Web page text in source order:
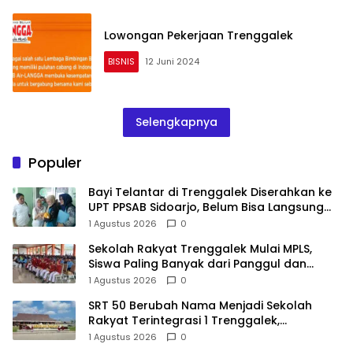
Lowongan Pekerjaan Trenggalek
BISNIS 12 Juni 2024
Selengkapnya
Populer
Bayi Telantar di Trenggalek Diserahkan ke
UPT PPSAB Sidoarjo, Belum Bisa Langsung
Diadopsi
1 Agustus 2026 0
Sekolah Rakyat Trenggalek Mulai MPLS,
Siswa Paling Banyak dari Panggul dan
Gandusari
1 Agustus 2026 0
SRT 50 Berubah Nama Menjadi Sekolah
Rakyat Terintegrasi 1 Trenggalek,
Nomenklatur Berubah
1 Agustus 2026 0